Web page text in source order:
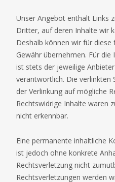
Unser Angebot enthält Links
Dritter, auf deren Inhalte wir
Deshalb können wir für
Gewähr übernehmen. Für
ist stets der jeweilige
verantwortlich. Die verlinkten
der Verlinkung auf mögliche
Rechtswidrige Inhalte waren
nicht erkennbar.
Eine permanente inhaltliche
ist jedoch ohne konkrete
Rechtsverletzung nicht
Rechtsverletzungen werden